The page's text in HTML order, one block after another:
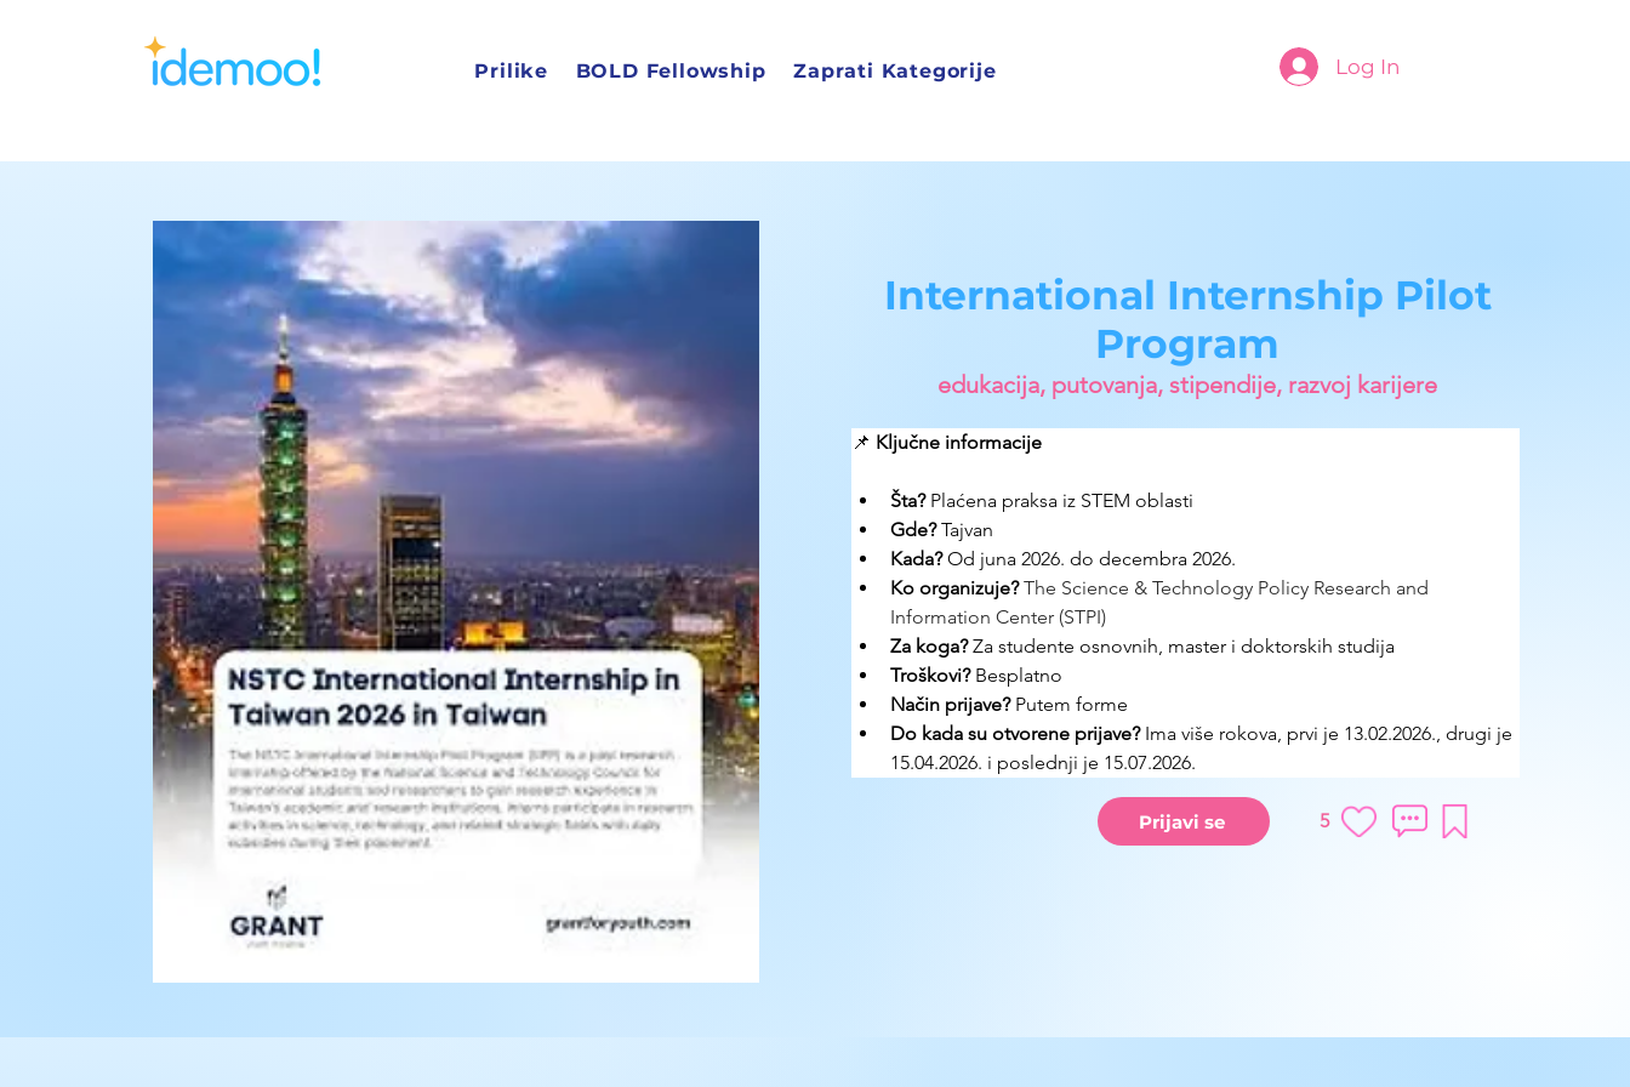
Prilike BOLD Fellowship Zaprati Kategorije Log In
International Internship Pilot
Program
edukacija, putovanja, stipendije, razvoj karijere
📌 Ključne informacije
Šta? Plaćena praksa iz STEM oblasti
Gde? Tajvan
Kada? Od juna 2026. do decembra 2026.
Ko organizuje? The Science & Technology Policy Research and
Information Center (STPI)
Za koga? Za studente osnovnih, master i doktorskih studija
Troškovi? Besplatno
Način prijave? Putem forme
Do kada su otvorene prijave? Ima više rokova, prvi je 13.02.2026., drugi je
15.04.2026. i poslednji je 15.07.2026.
Prijavi se 5